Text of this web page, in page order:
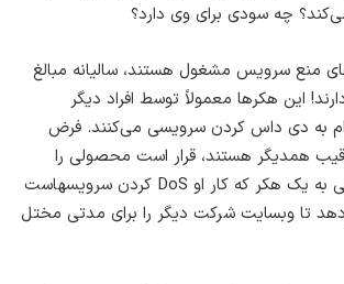
چه سودی برای وی دارد؟
منع سرویس مشغول هستند، سالیانه مبالغ
این هکرها معمولاً توسط افراد دیگر
به دی داس کردن سرویسی می‌کنند. فرض
همدیگر هستند، قرار است محصولی را
بفروشند. حال شرکتی به یک هکر که کار او DoS کردن سرویسهاست
تا وبسایت شرکت دیگر را برای مدتی مختل